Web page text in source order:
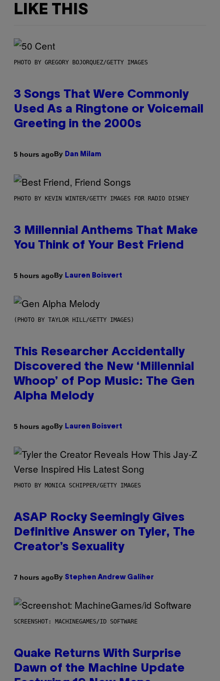
LIKE THIS
PHOTO BY GREGORY BOJORQUEZ/GETTY IMAGES
3 Songs That Were Commonly
Used As a Ringtone or Voicemail
Greeting in the 2000s
5 hours agoBy Dan Milam
PHOTO BY KEVIN WINTER/GETTY IMAGES FOR RADIO DISNEY
3 Millennial Anthems That Make
You Think of Your Best Friend
5 hours agoBy Lauren Boisvert
(PHOTO BY TAYLOR HILL/GETTY IMAGES)
This Researcher Accidentally
Discovered the New ‘Millennial
Whoop’ of Pop Music: The Gen
Alpha Melody
5 hours agoBy Lauren Boisvert
PHOTO BY MONICA SCHIPPER/GETTY IMAGES
ASAP Rocky Seemingly Gives
Definitive Answer on Tyler, The
Creator’s Sexuality
7 hours agoBy Stephen Andrew Galiher
SCREENSHOT: MACHINEGAMES/ID SOFTWARE
Quake Returns With Surprise
Dawn of the Machine Update